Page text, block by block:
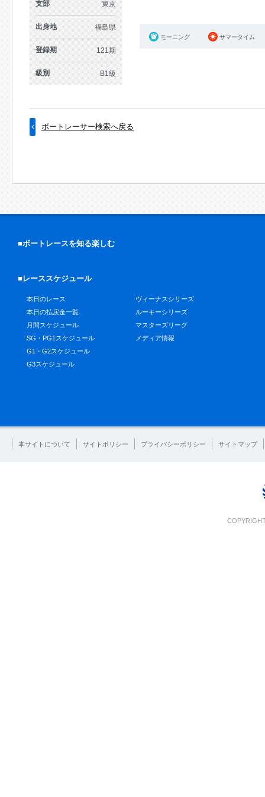
支部 東京
出身地 福島県
登録期 121期
級別 B1級
モーニング サマータイム
ボートレーサー検索へ戻る
■ボートレースを知る楽しむ
■レーススケジュール
本日のレース
本日の払戻金一覧
月間スケジュール
SG・PG1スケジュール
G1・G2スケジュール
G3スケジュール
ヴィーナスシリーズ
ルーキーシリーズ
マスターズリーグ
メディア情報
本サイトについて サイトポリシー プライバシーポリシー サイトマップ